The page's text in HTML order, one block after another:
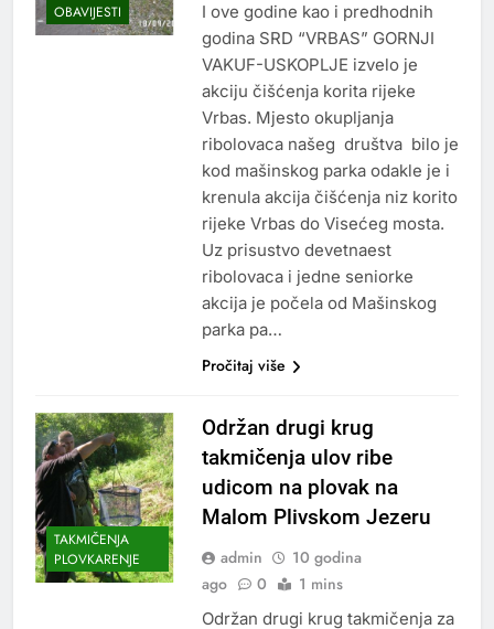
OBAVIJESTI
I ove godine kao i predhodnih
godina SRD “VRBAS” GORNJI
VAKUF-USKOPLJE izvelo je
akciju čišćenja korita rijeke
Vrbas. Mjesto okupljanja
ribolovaca našeg društva bilo je
kod mašinskog parka odakle je i
krenula akcija čišćenja niz korito
rijeke Vrbas do Visećeg mosta.
Uz prisustvo devetnaest
ribolovaca i jedne seniorke
akcija je počela od Mašinskog
parka pa…
Pročitaj više
TAKMIČENJA
PLOVKARENJE
Održan drugi krug
takmičenja ulov ribe
udicom na plovak na
Malom Plivskom Jezeru
admin
10 godina
ago
0 1 mins
Održan drugi krug takmičenja za